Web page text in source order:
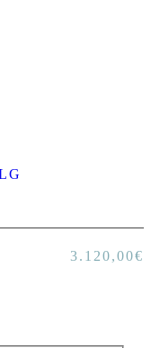
3.120,00€